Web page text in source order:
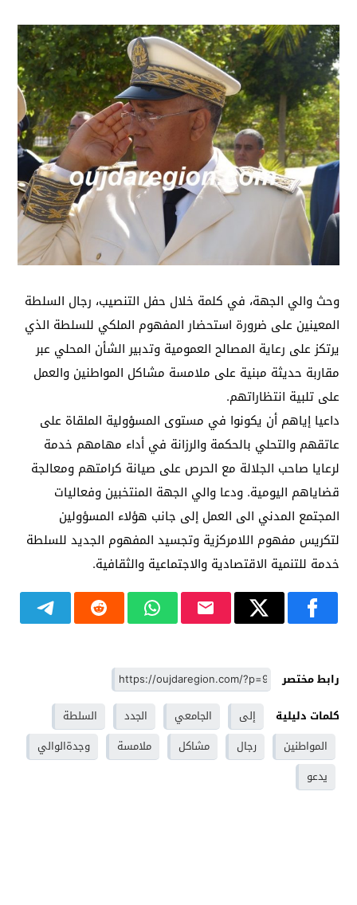
وحث والي الجهة، في كلمة خلال حفل التنصيب، رجال السلطة
المعينين على ضرورة استحضار المفهوم الملكي للسلطة الذي
يرتكز على رعاية المصالح العمومية وتدبير الشأن المحلي عبر
مقاربة حديثة مبنية على ملامسة مشاكل المواطنين والعمل
على تلبية انتظاراتهم.
داعيا إياهم أن يكونوا في مستوى المسؤولية الملقاة على
عاتقهم والتحلي بالحكمة والرزانة في أداء مهامهم خدمة
لرعايا صاحب الجلالة مع الحرص على صيانة كرامتهم ومعالجة
قضاياهم اليومية. ودعا والي الجهة المنتخبين وفعاليات
المجتمع المدني الى العمل إلى جانب هؤلاء المسؤولين
لتكريس مفهوم اللامركزية وتجسيد المفهوم الجديد للسلطة
خدمة للتنمية الاقتصادية والاجتماعية والثقافية.
رابط مختصر
كلمات دليلية
إلى الجامعي الجدد
السلطة
المواطنين
رجال مشاكل ملامسة
وجدةالوالي
يدعو